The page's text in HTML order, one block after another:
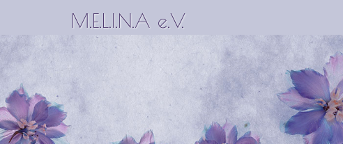
M.E.L.I.N.A e.V.